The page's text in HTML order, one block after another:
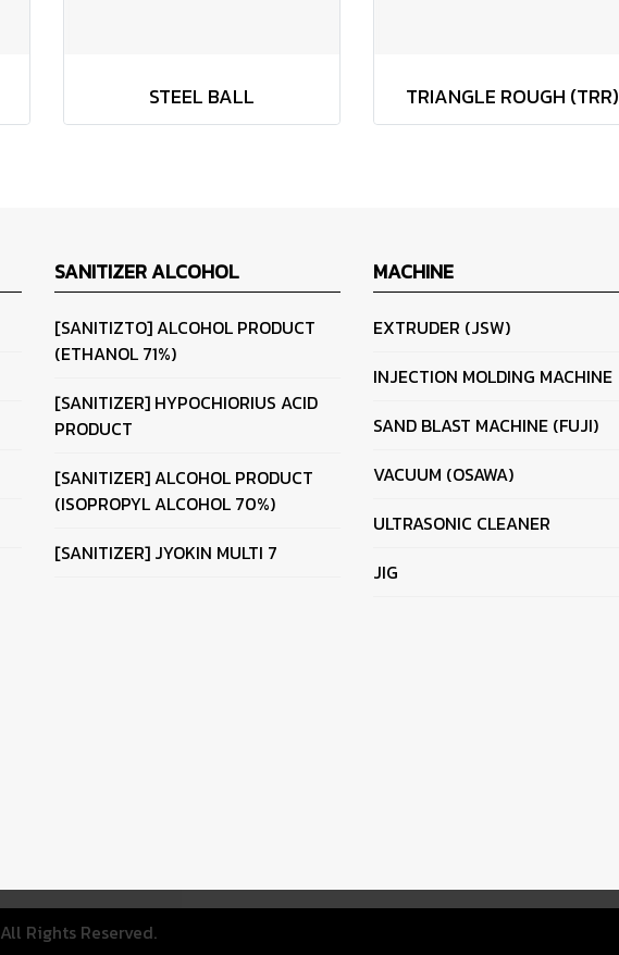
STEEL BALL TRIANGLE ROUGH (TRR)
SANITIZER ALCOHOL
[SANITIZTO] ALCOHOL PRODUCT
(ETHANOL 71%)
[SANITIZER] HYPOCHIORIUS ACID
PRODUCT
[SANITIZER] ALCOHOL PRODUCT
(ISOPROPYL ALCOHOL 70%)
[SANITIZER] JYOKIN MULTI 7
MACHINE
EXTRUDER (JSW)
INJECTION MOLDING MACHINE
SAND BLAST MACHINE (FUJI)
VACUUM (OSAWA)
ULTRASONIC CLEANER
JIG
All Rights Reserved.